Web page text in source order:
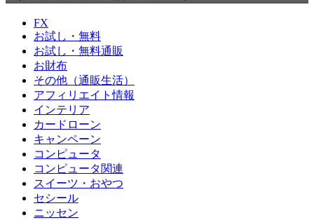
FX
お試し・無料
お試し・無料通販
お財布
その他（通販生活）
アフィリエイト情報
インテリア
カードローン
キャンペーン
コンピュータ
コンピュータ関連
スイーツ・おやつ
セシール
ニッセン